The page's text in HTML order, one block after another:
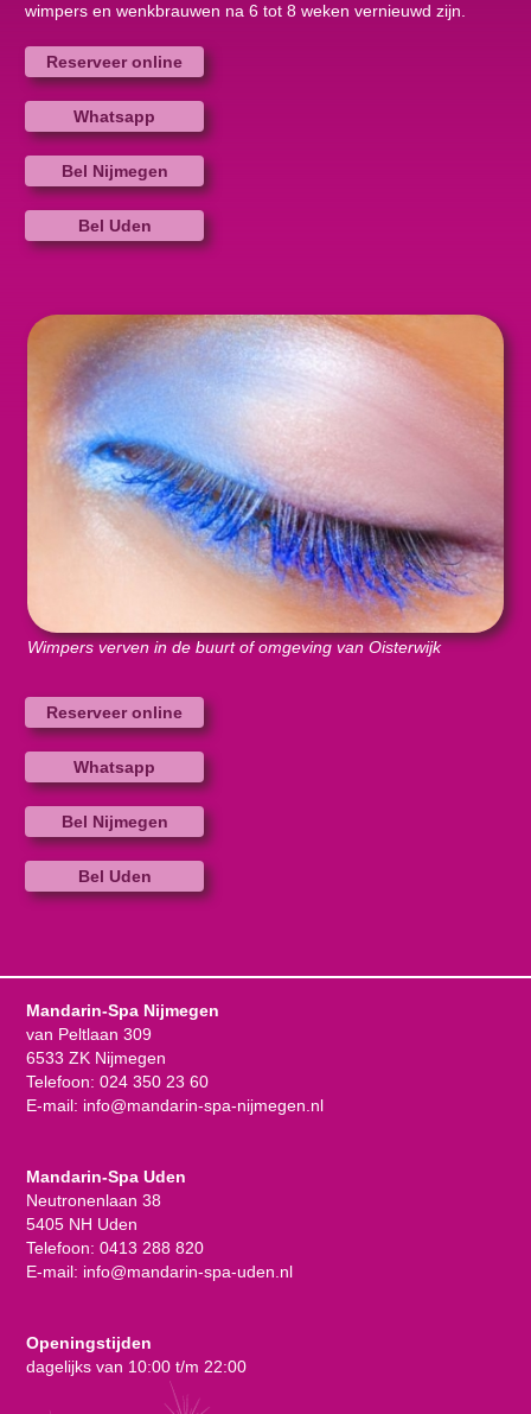
wimpers en wenkbrauwen na 6 tot 8 weken vernieuwd zijn.
Reserveer online
Whatsapp
Bel Nijmegen
Bel Uden
Wimpers verven in de buurt of omgeving van Oisterwijk
Reserveer online
Whatsapp
Bel Nijmegen
Bel Uden
Mandarin-Spa Nijmegen
van Peltlaan 309
6533 ZK Nijmegen
Telefoon: 024 350 23 60
E-mail: info@mandarin-spa-nijmegen.nl
Mandarin-Spa Uden
Neutronenlaan 38
5405 NH Uden
Telefoon: 0413 288 820
E-mail: info@mandarin-spa-uden.nl
Openingstijden
dagelijks van 10:00 t/m 22:00